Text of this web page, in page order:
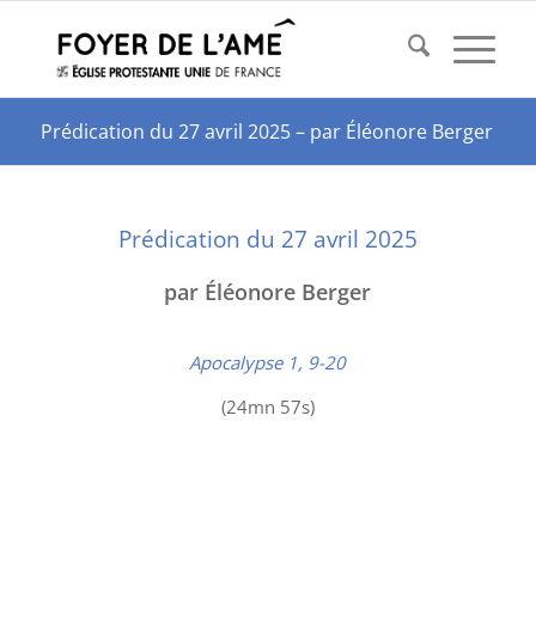
Prédication du 27 avril 2025 – par Éléonore Berger
Prédication du 27 avril 2025
par Éléonore Berger
Apocalypse 1, 9-20
(24mn 57s)